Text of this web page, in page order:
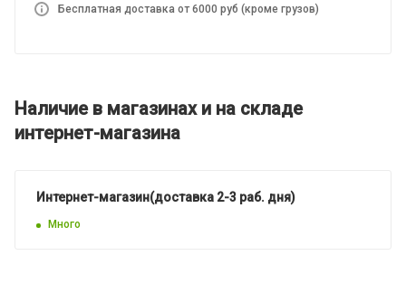
Бесплатная доставка от 6000 руб (кроме грузов)
Наличие в магазинах и на складе
интернет-магазина
Интернет-магазин(доставка 2-3 раб. дня)
Много